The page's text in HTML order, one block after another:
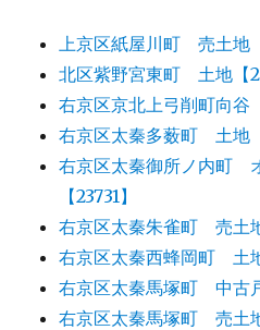
上京区紙屋川町 売土地【
北区紫野宮東町 土地【
右京区京北上弓削町向谷
右京区太秦多薮町 土地
右京区太秦御所ノ内町
【23731】
右京区太秦朱雀町 売土
右京区太秦西蜂岡町 土
右京区太秦馬塚町 中古
右京区太秦馬塚町 売土